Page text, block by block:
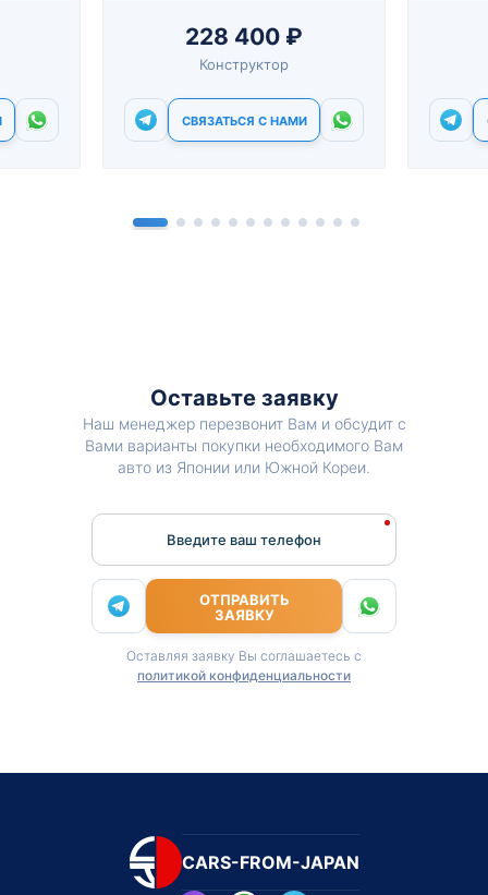
228 400 ₽
Конструктор
СВЯЗАТЬСЯ С НАМИ
Оставьте заявку
Наш менеджер перезвонит Вам и обсудит с
Вами варианты покупки необходимого Вам
авто из Японии или Южной Кореи.
Введите ваш телефон
ОТПРАВИТЬ
ЗАЯВКУ
Оставляя заявку Вы соглашаетесь с
политикой конфиденциальности
CARS-FROM-JAPAN